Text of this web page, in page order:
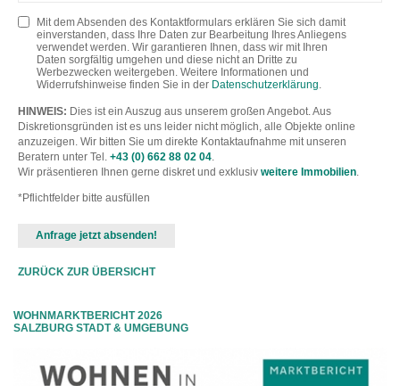
WOHNMARKTBERICHT 2026
SALZBURG STADT & UMGEBUNG
Mit dem Absenden des Kontaktformulars erklären Sie sich damit
einverstanden, dass Ihre Daten zur Bearbeitung Ihres Anliegens
verwendet werden. Wir garantieren Ihnen, dass wir mit Ihren
Daten sorgfältig umgehen und diese nicht an Dritte zu
Werbezwecken weitergeben. Weitere Informationen und
Widerrufshinweise finden Sie in der Datenschutzerklärung.
HINWEIS: Dies ist ein Auszug aus unserem großen Angebot. Aus
Diskretionsgründen ist es uns leider nicht möglich, alle Objekte online
anzuzeigen. Wir bitten Sie um direkte Kontaktaufnahme mit unseren
Beratern unter Tel. +43 (0) 662 88 02 04.
Wir präsentieren Ihnen gerne diskret und exklusiv weitere Immobilien.
*Pflichtfelder bitte ausfüllen
ZURÜCK ZUR ÜBERSICHT